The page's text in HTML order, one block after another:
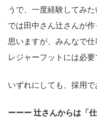
うで、一度経験してみ
では田中さん辻さんが
思いますが、みんなで
レジャーフットには必要
いずれにしても、採用
ーーー 辻さんからは「